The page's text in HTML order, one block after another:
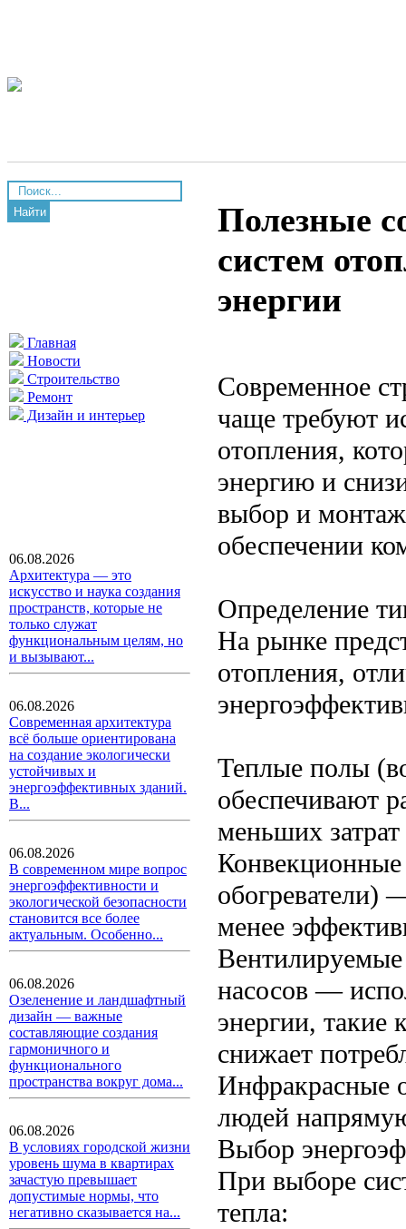
Найти
Главная
Новости
Строительство
Ремонт
Дизайн и интерьер
06.08.2026
Архитектура — это
искусство и наука создания
пространств, которые не
только служат
функциональным целям, но
и вызывают...
06.08.2026
Современная архитектура
всё больше ориентирована
на создание экологически
устойчивых и
энергоэффективных зданий.
В...
06.08.2026
В современном мире вопрос
энергоэффективности и
экологической безопасности
становится все более
актуальным. Особенно...
06.08.2026
Озеленение и ландшафтный
дизайн — важные
составляющие создания
гармоничного и
функционального
пространства вокруг дома...
06.08.2026
В условиях городской жизни
уровень шума в квартирах
зачастую превышает
допустимые нормы, что
негативно сказывается на...
Полезные
систем
энергии
Современное
чаще требуют
отопления,
энергию и
выбор и
обеспечении
Определение
На рынке
отопления,
Теплые полы
обеспечивают
меньших
обогреватели)
менее
насосов —
энергии, такие
снижает
Инфракрасные
людей
Выбор
При выборе
тепла: